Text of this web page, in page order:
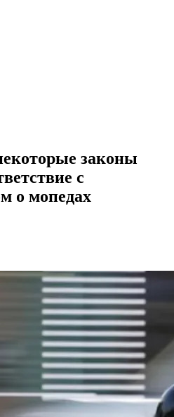
законы
с
о мопедах